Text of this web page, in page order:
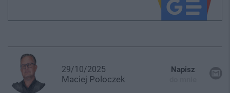
29/10/2025
Maciej Poloczek
Napisz